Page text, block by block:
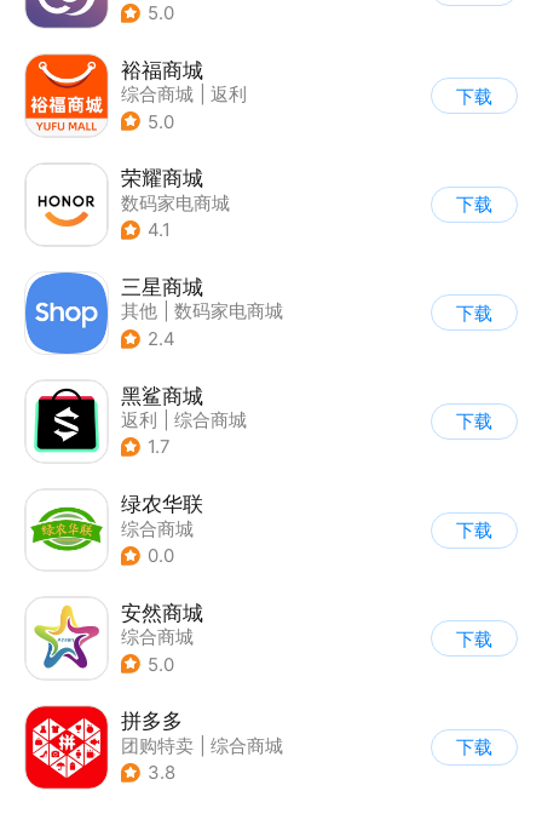
5.0
裕福商城
综合商城
返利
5.0
下载
荣耀商城
数码家电商城
4.1
下载
三星商城
其他
数码家电商城
2.4
下载
黑鲨商城
返利
综合商城
1.7
下载
绿农华联
综合商城
0.0
下载
安然商城
综合商城
5.0
下载
拼多多
团购特卖
综合商城
3.8
下载